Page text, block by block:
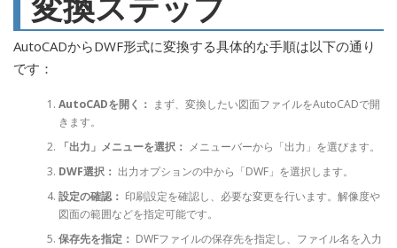
変換ステップ
AutoCADからDWF形式に変換する具体的な手順は以下の通り
です：
AutoCADを開く： まず、変換したい図面ファイルをAutoCADで開
きます。
「出力」メニューを選択： メニューバーから「出力」を選びます。
DWF選択： 出力オプションの中から「DWF」を選択します。
設定の確認： 印刷設定を確認し、必要な変更を行います。解像度や
図面の範囲などを指定可能です。
保存先を指定： DWFファイルの保存先を指定し、ファイル名を入力